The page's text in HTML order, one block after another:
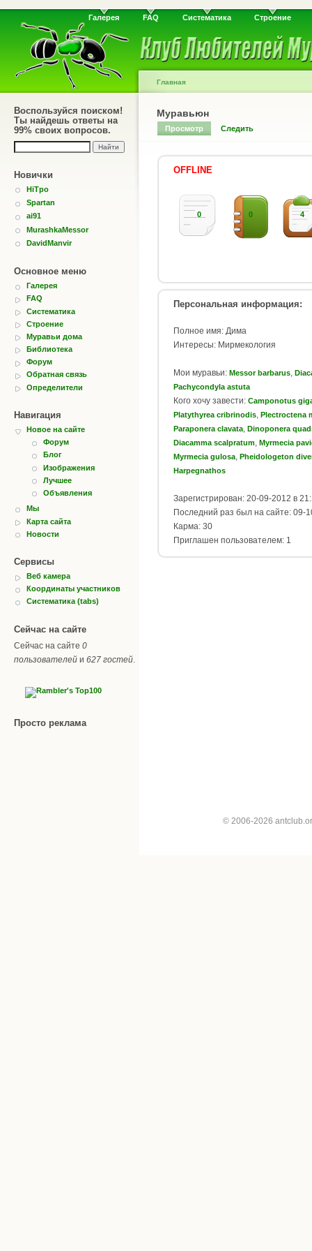
Галерея FAQ Систематика Строение
Воспользуйся поиском!
Ты найдешь ответы на
99% своих вопросов.
Новички
HiTpo
Spartan
ai91
MurashkaMessor
DavidManvir
Основное меню
Галерея
FAQ
Систематика
Строение
Муравьи дома
Библиотека
Форум
Обратная связь
Определители
Навигация
Новое на сайте
Форум
Блог
Изображения
Лучшее
Объявления
Мы
Карта сайта
Новости
Сервисы
Веб камера
Координаты участников
Систематика (tabs)
Сейчас на сайте
Сейчас на сайте 0
пользователей и 627 гостей.
Просто реклама
Главная
Муравьюн
Просмотр Следить
OFFLINE
0 0 4
Персональная информация:
Полное имя: Дима
Интересы: Мирмекология
Мои муравьи: Messor barbarus,
Pachycondyla astuta
Кого хочу завести: Camponotus
Platythyrea cribrinodis, Plectroctena
Paraponera clavata, Dinoponera
Diacamma scalpratum, Myrmecia
Myrmecia gulosa, Pheidologeton
Harpegnathos
Зарегистрирован: 20-09-2012 в
Последний раз был на сайте: 09-
Карма: 30
Приглашен пользователем: 1
© 2006-2026